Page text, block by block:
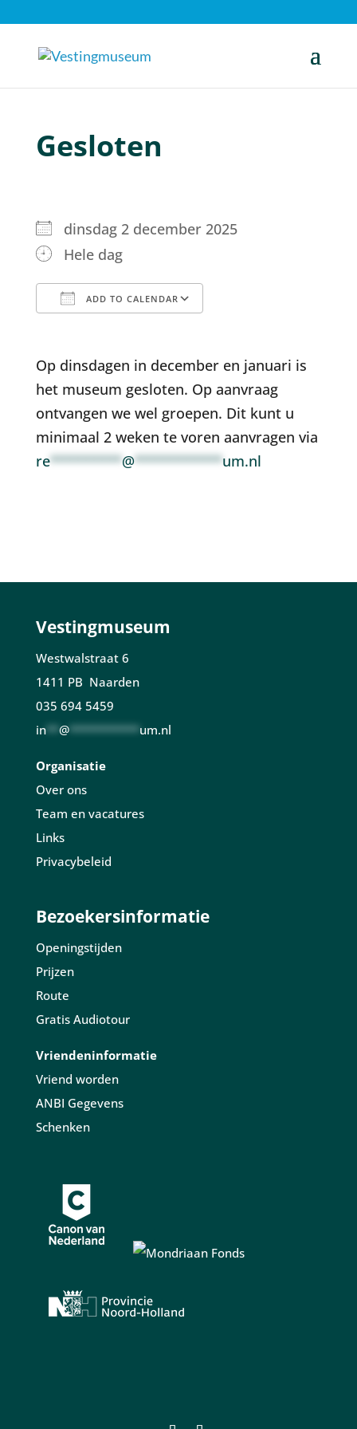
Gesloten
dinsdag 2 december 2025
Hele dag
ADD TO CALENDAR
Op dinsdagen in december en januari is
het museum gesloten. Op aanvraag
ontvangen we wel groepen. Dit kunt u
minimaal 2 weken te voren aanvragen via
re*********@***********um.nl
Vestingmuseum
Westwalstraat 6
1411 PB Naarden
035 694 5459
in** @*********** um.nl
Organisatie
Over ons
Team en vacatures
Links
Privacybeleid
Bezoekersinformatie
Openingstijden
Prijzen
Route
Gratis Audiotour
Vriendeninformatie
Vriend worden
ANBI Gegevens
Schenken